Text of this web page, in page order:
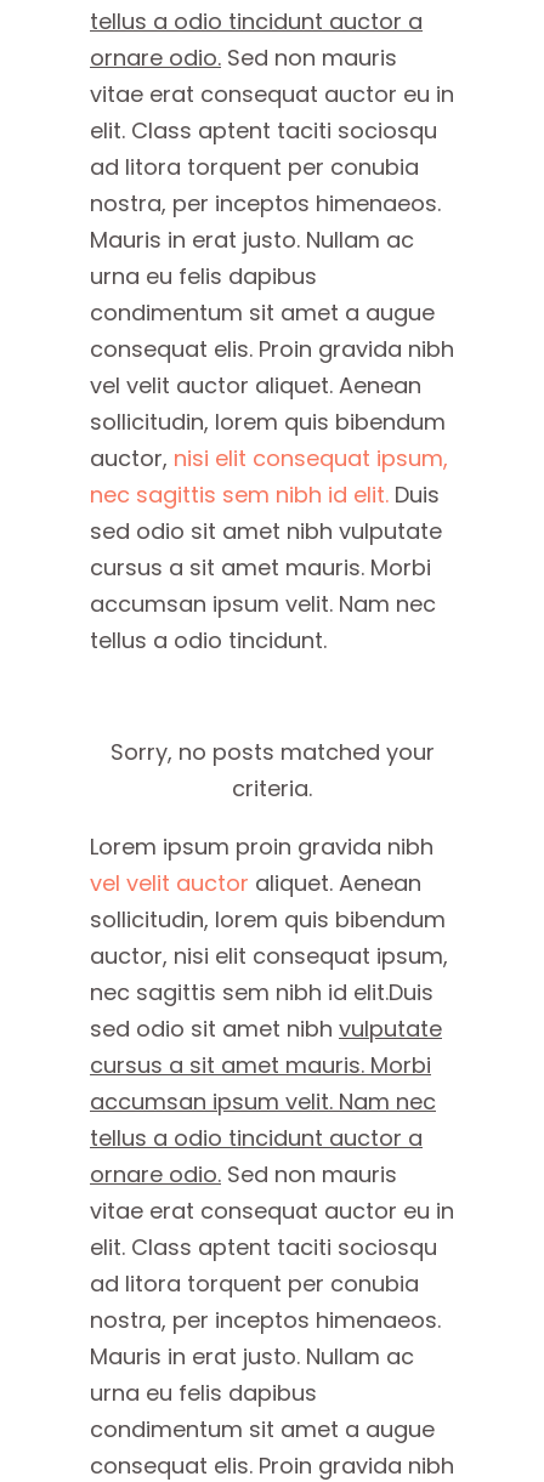
tellus a odio tincidunt auctor a
ornare odio. Sed non mauris
vitae erat consequat auctor eu in
elit. Class aptent taciti sociosqu
ad litora torquent per conubia
nostra, per inceptos himenaeos.
Mauris in erat justo. Nullam ac
urna eu felis dapibus
condimentum sit amet a augue
consequat elis. Proin gravida nibh
vel velit auctor aliquet. Aenean
sollicitudin, lorem quis bibendum
auctor, nisi elit consequat ipsum,
nec sagittis sem nibh id elit. Duis
sed odio sit amet nibh vulputate
cursus a sit amet mauris. Morbi
accumsan ipsum velit. Nam nec
tellus a odio tincidunt.
Sorry, no posts matched your
criteria.
Lorem ipsum proin gravida nibh
vel velit auctor aliquet. Aenean
sollicitudin, lorem quis bibendum
auctor, nisi elit consequat ipsum,
nec sagittis sem nibh id elit.Duis
sed odio sit amet nibh vulputate
cursus a sit amet mauris. Morbi
accumsan ipsum velit. Nam nec
tellus a odio tincidunt auctor a
ornare odio. Sed non mauris
vitae erat consequat auctor eu in
elit. Class aptent taciti sociosqu
ad litora torquent per conubia
nostra, per inceptos himenaeos.
Mauris in erat justo. Nullam ac
urna eu felis dapibus
condimentum sit amet a augue
consequat elis. Proin gravida nibh